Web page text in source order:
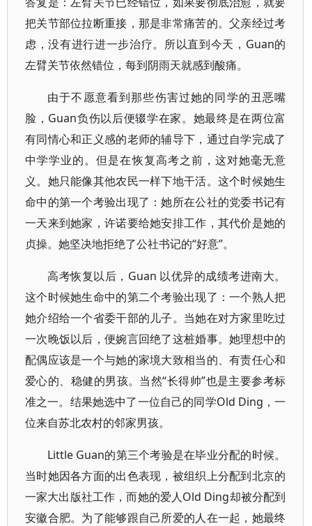
把关节部位拉断重接，那是非常痛苦的。父亲经过考
虑，没有进行进一步治疗。所以直到今天，Guan的
左臂关节依然错位，每到阴雨天就感到酸痛。
由于不愿意看到那些伤害过她的同学的丑恶嘴
脸，Guan负伤以后便辍学在家。她最终是在两位富
有同情心和正义感的老师的辅导下，通过自学完成了
中学学业的。但是在恢复高考之前，这对她毫无意
义。她只能像其他农民一样下地干活。这个时候她生
命中的第一个考验出现了：她所在公社的党委书记有
一天来到她家，许诺要给她安排工作，其代价是她的
贞操。她坚决地拒绝了公社书记的“好意”。
高考恢复以后，Guan 以优异的成绩考进南大。
这个时候她生命中的第二个考验出现了：一个熟人把
她介绍给一个省委干部的儿子。当她在对方家里吃过
一次晚饭以后，便婉言回绝了这桩婚事。她理想中的
配偶应该是一个与她的家境大致相当的、有责任心和
爱心的、稳健的男孩。当然“长得帅”也是主要参考标
准之一。结果她选中了一位自己的同学Old Ding，一
位来自苏北农村的邻家男孩。
Little Guan的第三个考验是在毕业分配的时候。
当时她因各方面的出色表现，被组织上分配到北京的
一家大出版社工作，而她的爱人Old Ding却被分配到
安徽合肥。为了能够跟自己所爱的人在一起，她最终